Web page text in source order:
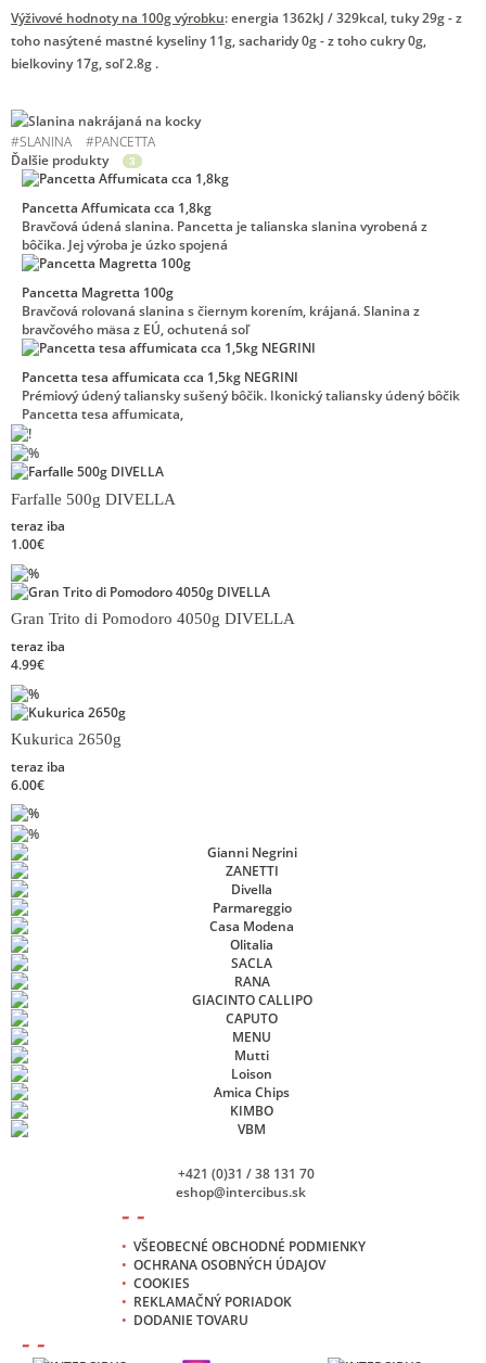
Výživové hodnoty na 100g výrobku: energia 1362kJ / 329kcal, tuky 29g - z
toho nasýtené mastné kyseliny 11g, sacharidy 0g - z toho cukry 0g,
bielkoviny 17g, soľ 2.8g .
#SLANINA #PANCETTA
Ďalšie produkty
3
Pancetta Affumicata cca 1,8kg
Bravčová údená slanina. Pancetta je talianska slanina vyrobená z
bôčika. Jej výroba je úzko spojená
Pancetta Magretta 100g
Bravčová rolovaná slanina s čiernym korením, krájaná. Slanina z
bravčového mäsa z EÚ, ochutená soľ
Pancetta tesa affumicata cca 1,5kg NEGRINI
Prémiový údený taliansky sušený bôčik. Ikonický taliansky údený bôčik
Pancetta tesa affumicata,
Farfalle 500g DIVELLA
teraz iba
1.00€
Gran Trito di Pomodoro 4050g DIVELLA
teraz iba
4.99€
Kukurica 2650g
teraz iba
6.00€
+421 (0)31 / 38 131 70
eshop@intercibus.sk
- -
• VŠEOBECNÉ OBCHODNÉ PODMIENKY
• OCHRANA OSOBNÝCH ÚDAJOV
• COOKIES
• REKLAMAČNÝ PORIADOK
• DODANIE TOVARU
- -